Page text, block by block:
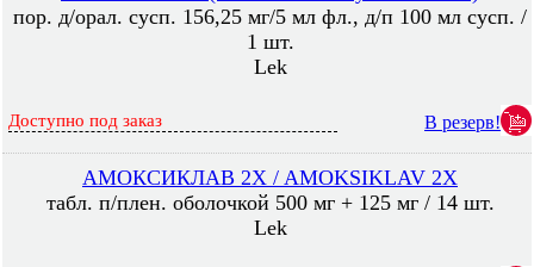
пор. д/орал. сусп. 156,25 мг/5 мл фл., д/п 100 мл сусп. /
1 шт.
Lek
Доступно под заказ В резерв!
АМОКСИКЛАВ 2X / AMOKSIKLAV 2X
табл. п/плен. оболочкой 500 мг + 125 мг / 14 шт.
Lek